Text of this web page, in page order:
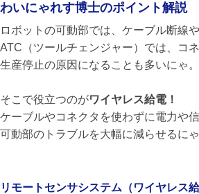
わいにゃれす博士のポイント解説
ロボットの可動部では、ケーブル断線
ATC（ツールチェンジャー）では、コ
生産停止の原因になることも多いにゃ。
そこで役立つのがワイヤレス給電！
ケーブルやコネクタを使わずに電力や
可動部のトラブルを大幅に減らせるにゃ
リモートセンサシステム（ワイヤレス